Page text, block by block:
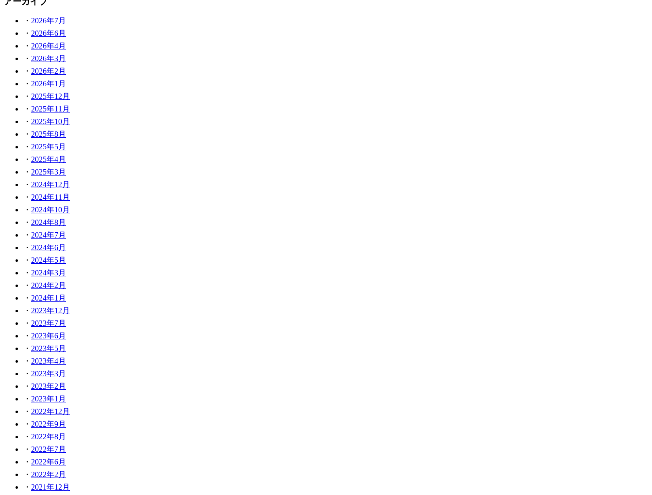
2026年7月
2026年6月
2026年4月
2026年3月
2026年2月
2026年1月
2025年12月
2025年11月
2025年10月
2025年8月
2025年5月
2025年4月
2025年3月
2024年12月
2024年11月
2024年10月
2024年8月
2024年7月
2024年6月
2024年5月
2024年3月
2024年2月
2024年1月
2023年12月
2023年7月
2023年6月
2023年5月
2023年4月
2023年3月
2023年2月
2023年1月
2022年12月
2022年9月
2022年8月
2022年7月
2022年6月
2022年2月
2021年12月